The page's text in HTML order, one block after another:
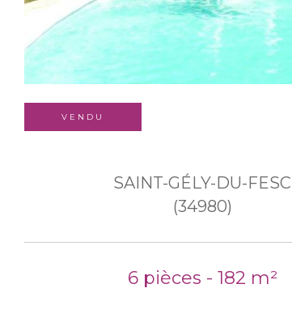
VENDU
SAINT-GÉLY-DU-FESC
(34980)
6 pièces - 182 m²